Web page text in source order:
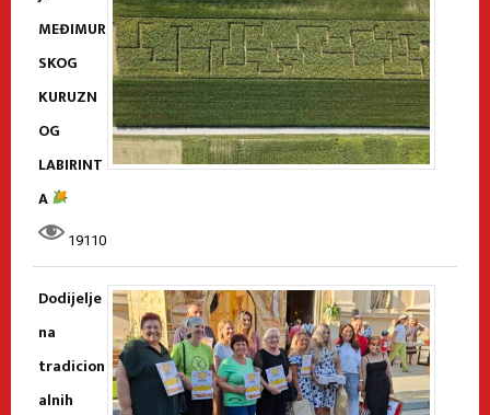
MEĐIMUR
SKOG
KURUZN
OG
LABIRINT
A
19110
Dodijelje
na
tradicion
alnih